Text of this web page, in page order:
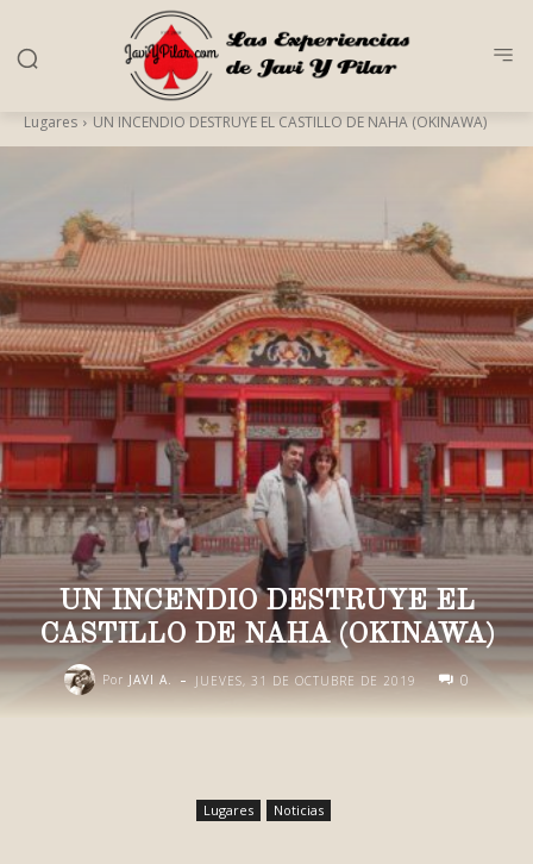
Lugares UN INCENDIO DESTRUYE EL CASTILLO DE NAHA (OKINAWA)
UN INCENDIO DESTRUYE EL
CASTILLO DE NAHA (OKINAWA)
Por JAVI A. - JUEVES, 31 DE OCTUBRE DE 2019 0
Lugares Noticias